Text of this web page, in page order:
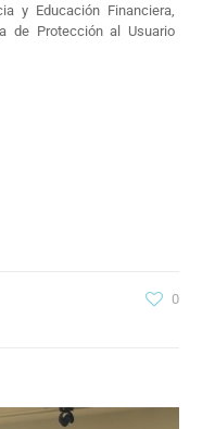
y Educación Financiera,
de Protección al Usuario
0